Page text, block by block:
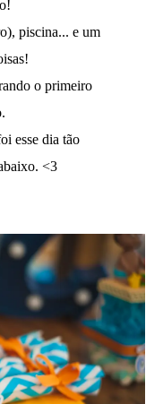
piscina... e um
o primeiro
esse dia tão
<3